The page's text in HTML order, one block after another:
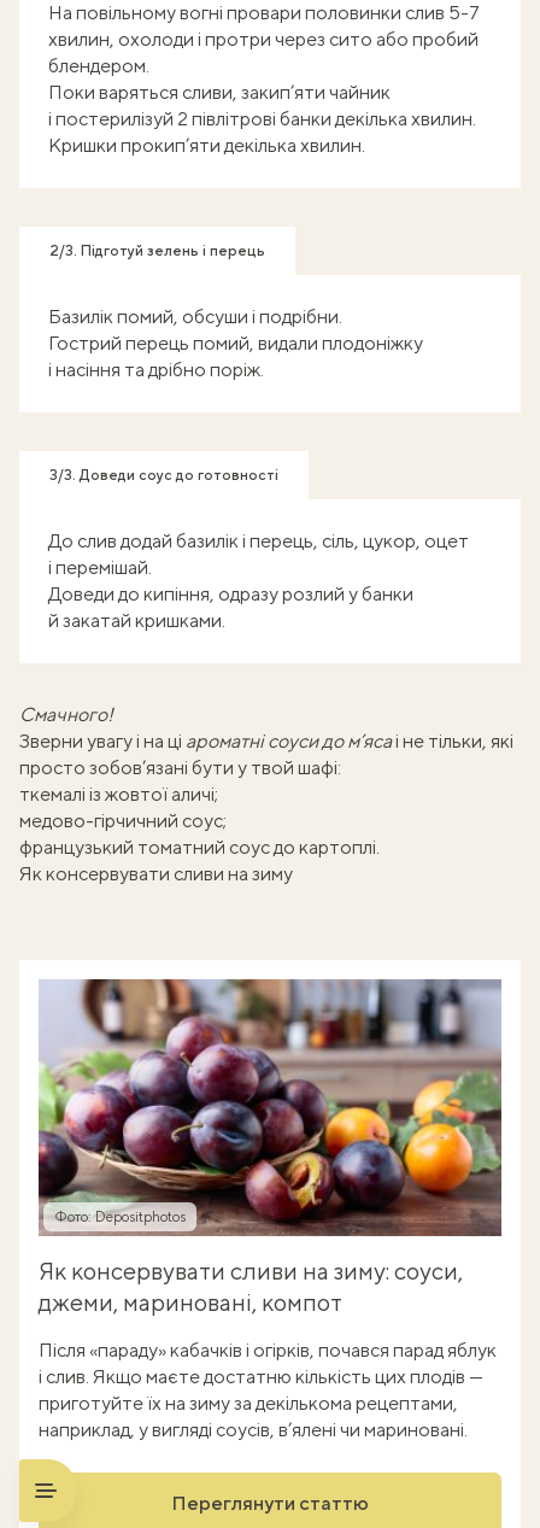
На повільному вогні провари половинки слив 5-7
хвилин, охолоди і протри через сито або пробий
блендером.
Поки варяться сливи, закип’яти чайник
і постерилізуй 2 півлітрові банки декілька хвилин.
Кришки прокип’яти декілька хвилин.
2/3. Підготуй зелень і перець
Базилік помий, обсуши і подрібни.
Гострий перець помий, видали плодоніжку
і насіння та дрібно поріж.
3/3. Доведи соус до готовності
До слив додай базилік і перець, сіль, цукор, оцет
і перемішай.
Доведи до кипіння, одразу розлий у банки
й закатай кришками.
Смачного!
Зверни увагу і на ці ароматні соуси до м’ясаі не тільки, які
просто зобов’язані бути у твой шафі:
ткемалі із жовтої аличі;
медово-гірчичний соус;
французький томатний соус до картоплі.
Як консервувати сливи на зиму
Фото: Depositphotos
Як консервувати сливи на зиму: соуси,
джеми, мариновані, компот
Після «параду» кабачків і огірків, почався парад яблук
і слив. Якщо маєте достатню кількість цих плодів —
приготуйте їх на зиму за декількома рецептами,
наприклад, у вигляді соусів, в’ялені чи мариновані.
Переглянути статтю